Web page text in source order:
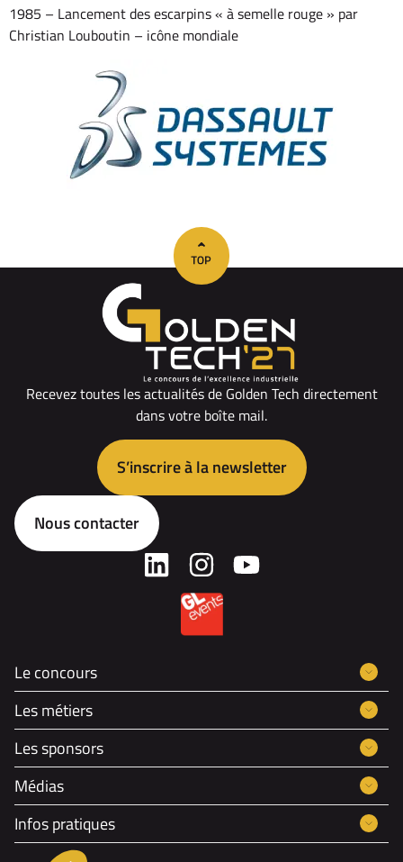
1985 – Lancement des escarpins « à semelle rouge » par
Christian Louboutin – icône mondiale
Recevez toutes les actualités de Golden Tech directement
dans votre boîte mail.
S’inscrire à la newsletter
Nous contacter
Le concours
Les métiers
Les sponsors
Médias
Infos pratiques